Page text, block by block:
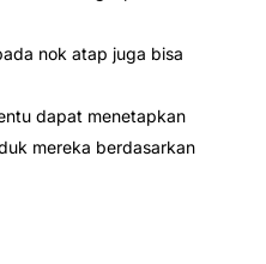
nok atap juga bisa
dapat menetapkan
mereka berdasarkan